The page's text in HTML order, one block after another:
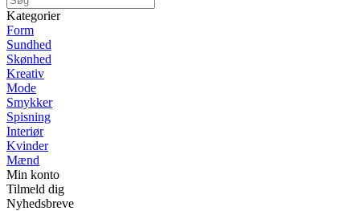
Kategorier
Form
Sundhed
Skønhed
Kreativ
Mode
Smykker
Spisning
Interiør
Kvinder
Mænd
Min konto
Tilmeld dig
Nyhedsbreve